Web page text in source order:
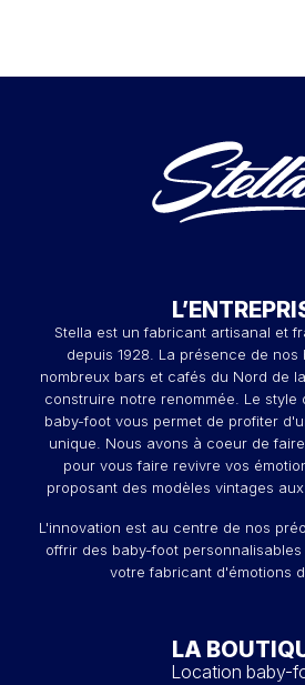
Stella est un fabricant artisanal et
depuis 1928. La présence de
nombreux bars et cafés du Nord de
construire notre renommée. Le style
baby-foot vous permet de profiter
unique. Nous avons à coeur de
pour vous faire revivre vos
proposant des modèles vintages
L'innovation est au centre de nos
offrir des baby-foot
votre fabricant d'émotions
LA
Location baby-